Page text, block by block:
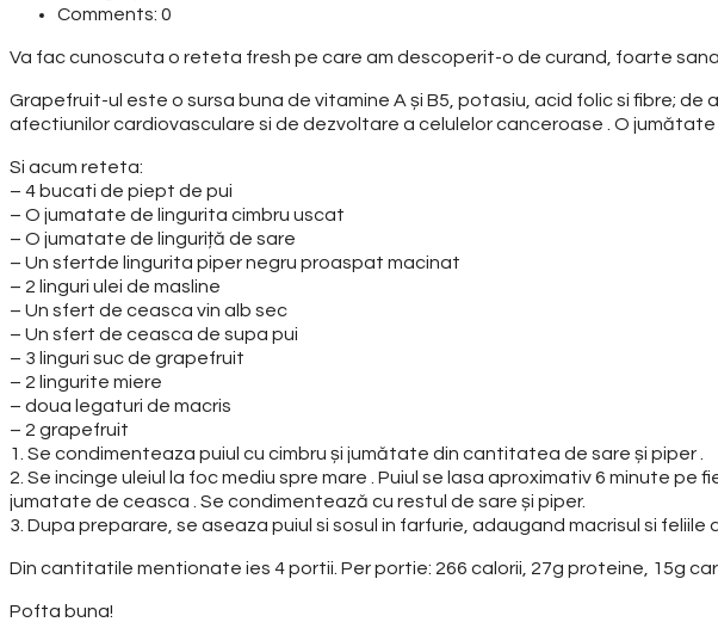
Comments: 0
Va fac cunoscuta o reteta fresh pe care am descoperit-o de curand, foarte
Grapefruit-ul este o sursa buna de vitamine A și B5, potasiu, acid folic si fibre;
afectiunilor cardiovasculare si de dezvoltare a celulelor canceroase . O jumătate
Si acum reteta:
– 4 bucati de piept de pui
– O jumatate de lingurita cimbru uscat
– O jumatate de linguriță de sare
– Un sfertde lingurita piper negru proaspat macinat
– 2 linguri ulei de masline
– Un sfert de ceasca vin alb sec
– Un sfert de ceasca de supa pui
– 3 linguri suc de grapefruit
– 2 lingurite miere
– doua legaturi de macris
– 2 grapefruit
1. Se condimenteaza puiul cu cimbru și jumătate din cantitatea de sare și piper .
2. Se incinge uleiul la foc mediu spre mare . Puiul se lasa aproximativ 6 minute
jumatate de ceasca . Se condimentează cu restul de sare și piper.
3. Dupa preparare, se aseaza puiul si sosul in farfurie, adaugand macrisul si feliile
Din cantitatile mentionate ies 4 portii. Per portie: 266 calorii, 27g proteine, 15g
Pofta buna!